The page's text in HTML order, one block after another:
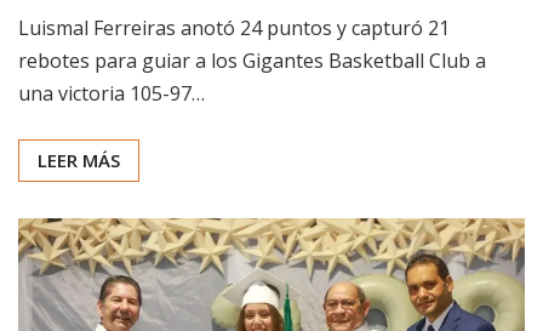
Luismal Ferreiras anotó 24 puntos y capturó 21
rebotes para guiar a los Gigantes Basketball Club a
una victoria 105-97…
LEER MÁS